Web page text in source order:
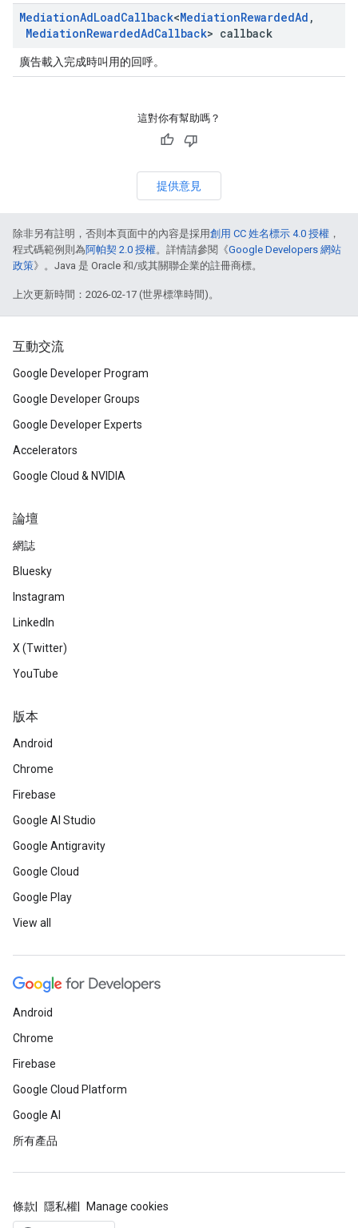
MediationAdLoadCallback<MediationRewardedAd ,
MediationRewardedAdCallback> callback
廣告載入完成時叫用的回呼。
這對你有幫助嗎？
提供意見
除非另有註明，否則本頁面中的內容是採用創用 CC 姓名標示 4.0 授權 ，
程式碼範例則為阿帕契 2.0 授權。詳情請參閱《Google Developers 網站
政策》。Java 是 Oracle 和/或其關聯企業的註冊商標。
上次更新時間：2026-02-17 (世界標準時間)。
互動交流
Google Developer Program
Google Developer Groups
Google Developer Experts
Accelerators
Google Cloud & NVIDIA
論壇
網誌
Bluesky
Instagram
LinkedIn
X (Twitter)
YouTube
版本
Android
Chrome
Firebase
Google AI Studio
Google Antigravity
Google Cloud
Google Play
View all
Android
Chrome
Firebase
Google Cloud Platform
Google AI
所有產品
條款 隱私權 Manage cookies